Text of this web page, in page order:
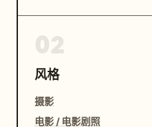
风格
摄影
电影 / 电影剧照